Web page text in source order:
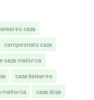
caza
campeonato caza
caza mallorca
caza baleares
mallorca caza ibiza